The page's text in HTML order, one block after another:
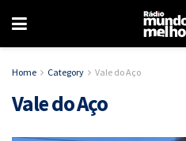
Home Category Vale do Aço
Vale do Aço